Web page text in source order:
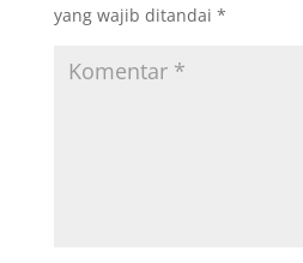
yang wajib ditandai *